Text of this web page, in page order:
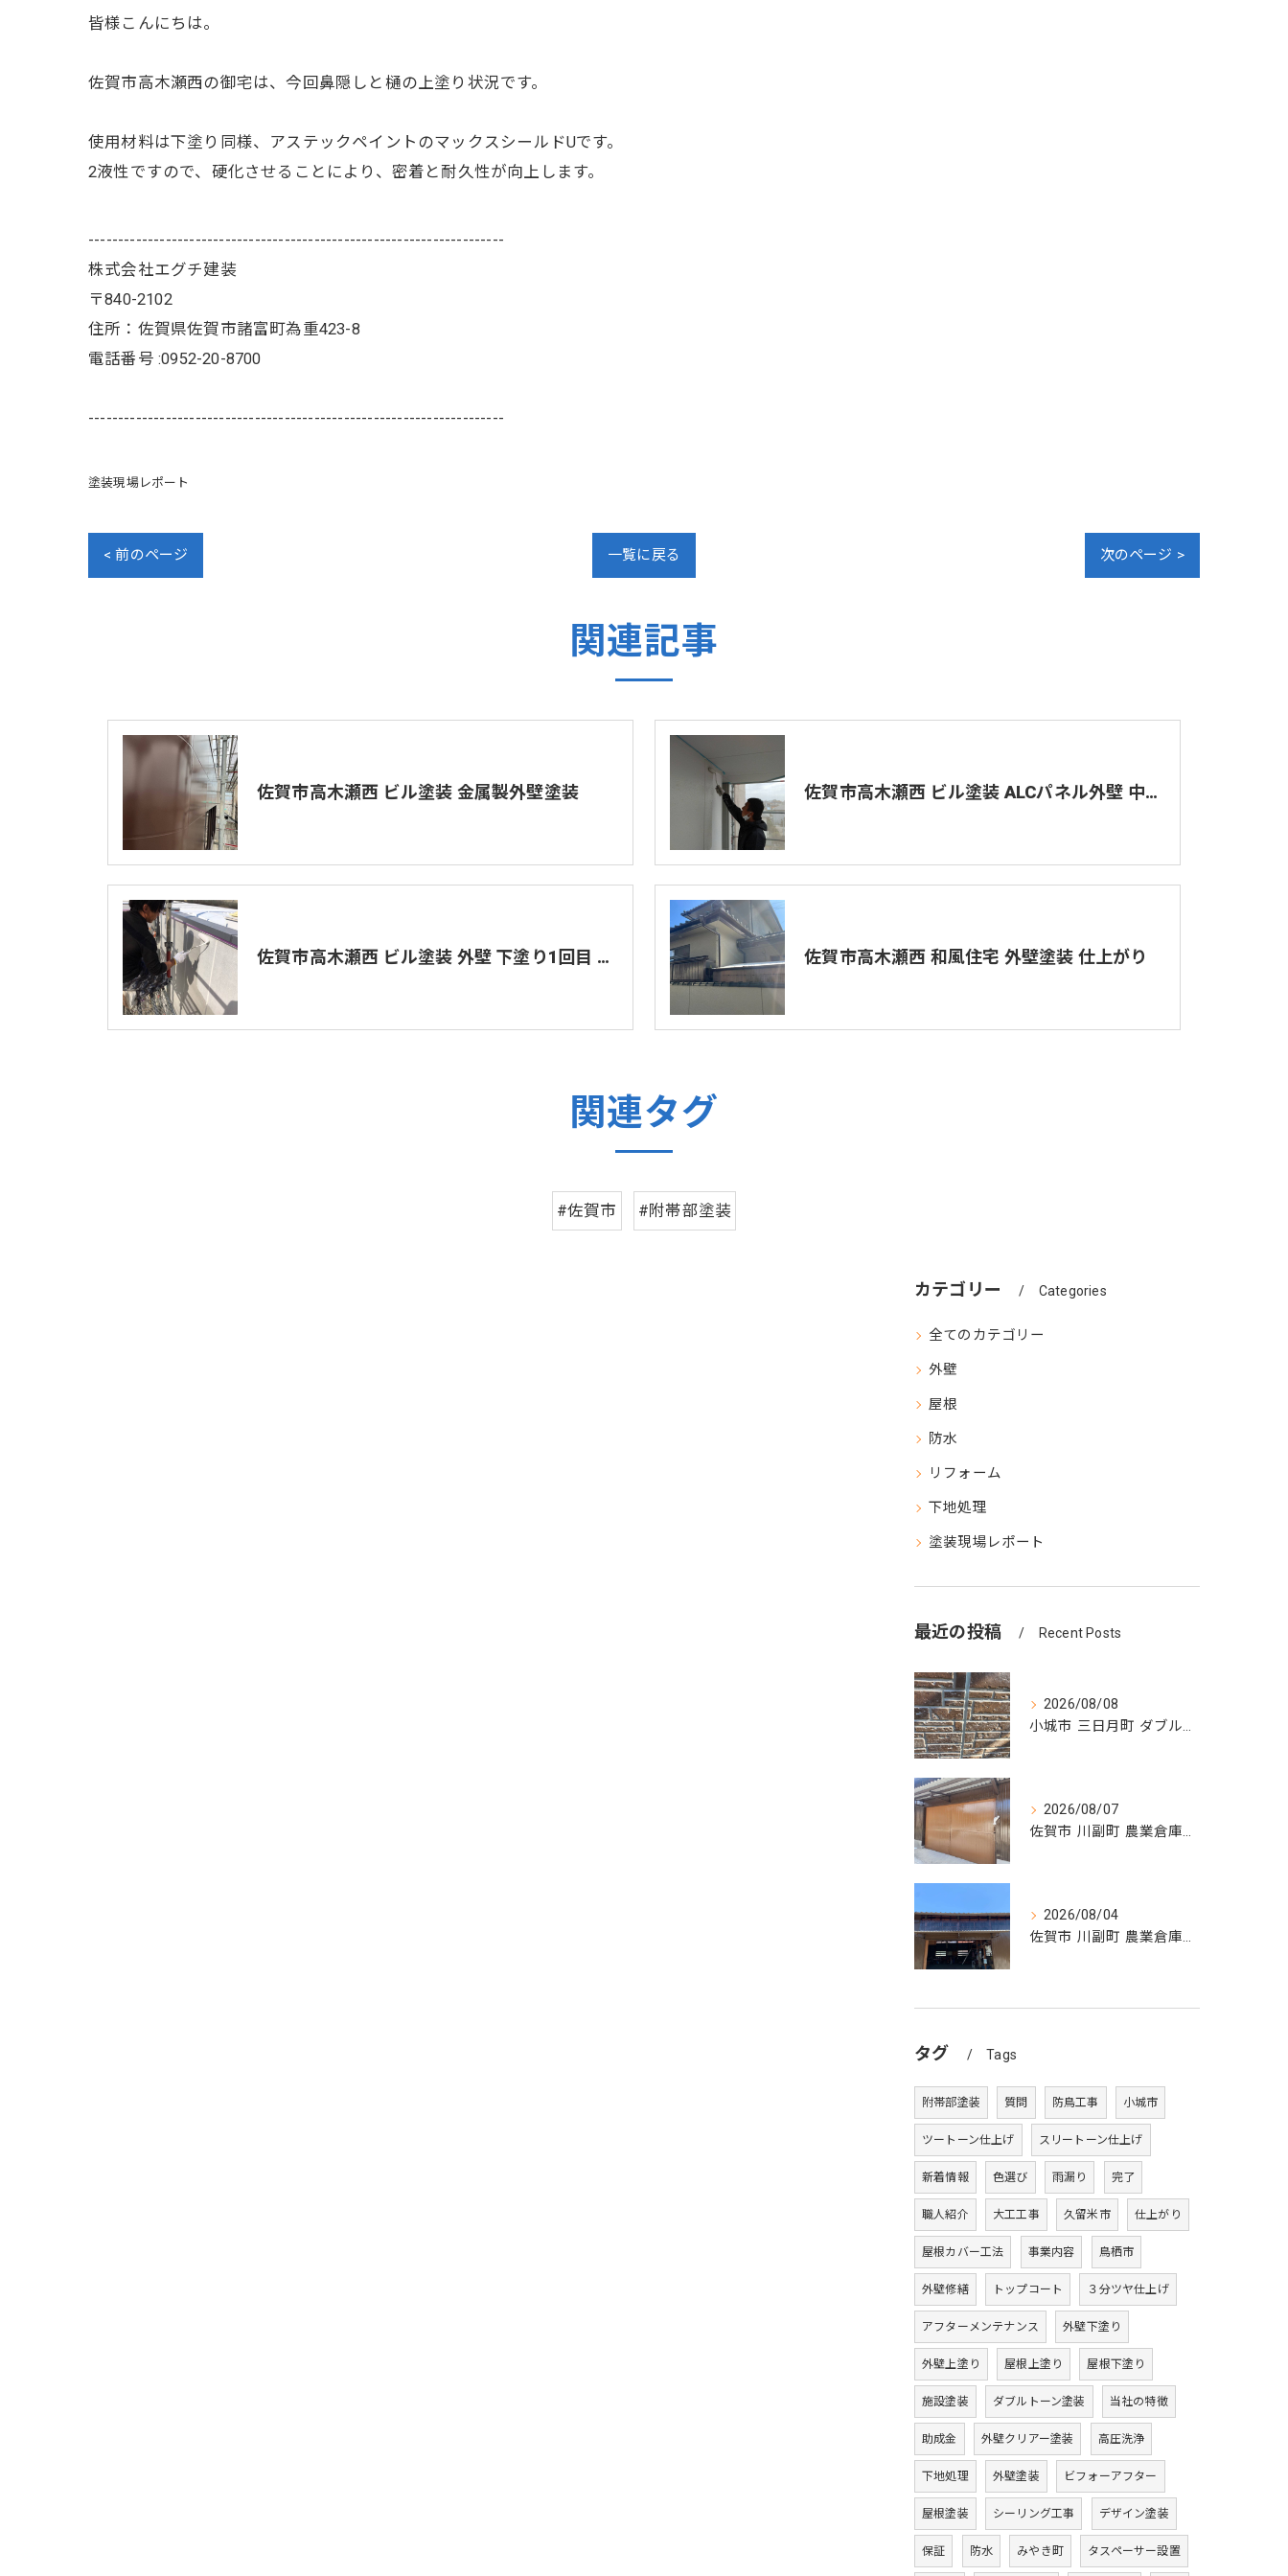
皆様こんにちは。
佐賀市高木瀬西の御宅は、今回鼻隠しと樋の上塗り状況です。
使用材料は下塗り同様、アステックペイントのマックスシールドUです。
2液性ですので、硬化させることにより、密着と耐久性が向上します。
----------------------------------------------------------------------
株式会社エグチ建装
〒840-2102
住所：佐賀県佐賀市諸富町為重423-8
電話番号 :0952-20-8700
----------------------------------------------------------------------
塗装現場レポート
< 前のページ 一覧に戻る 次のページ >
関連記事
佐賀市高木瀬西 ビル塗装 金属製外壁塗装 佐賀市高木瀬西 ビル塗装 ALCパネル外壁 中塗り 上塗り
佐賀市高木瀬西 ビル塗装 外壁 下塗り1回目 下塗り2回目 佐賀市高木瀬西 和風住宅 外壁塗装 仕上がり
関連タグ
#佐賀市 #附帯部塗装
カテゴリー Categories
全てのカテゴリー
外壁
屋根
防水
リフォーム
下地処理
塗装現場レポート
最近の投稿 Recent Posts
2026/08/08
小城市 三日月町 ダブルトーン塗装
2026/08/07
佐賀市 川副町 農業倉庫その② 完了❗️
2026/08/04
佐賀市 川副町 農業倉庫その② 波板交換
タグ Tags
附帯部塗装 質問 防鳥工事 小城市
ツートーン仕上げ スリートーン仕上げ
新着情報 色選び 雨漏り 完了
職人紹介 大工工事 久留米市 仕上がり
屋根カバー工法 事業内容 鳥栖市
外壁修繕 トップコート ３分ツヤ仕上げ
アフターメンテナンス 外壁下塗り
外壁上塗り 屋根上塗り 屋根下塗り
施設塗装 ダブルトーン塗装 当社の特徴
助成金 外壁クリアー塗装 高圧洗浄
下地処理 外壁塗装 ビフォーアフター
屋根塗装 シーリング工事 デザイン塗装
保証 防水 みやき町 タスペーサー設置